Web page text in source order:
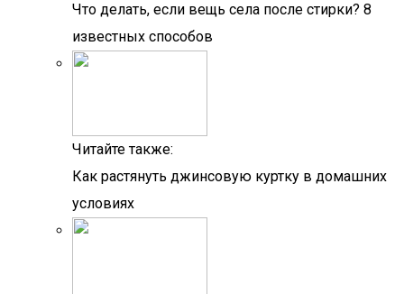
Что делать, если вещь села после стирки? 8
известных способов
Читайте также:
Как растянуть джинсовую куртку в домашних
условиях